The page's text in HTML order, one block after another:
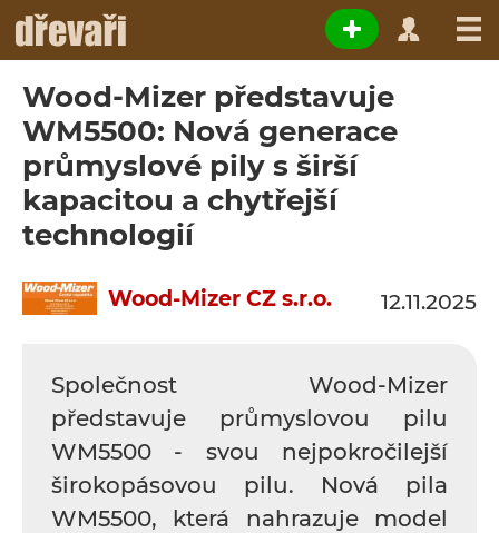
Wood-Mizer představuje
WM5500: Nová generace
průmyslové pily s širší
kapacitou a chytřejší
technologií
Wood-Mizer CZ s.r.o. 12.11.2025
Společnost Wood-Mizer
představuje průmyslovou pilu
WM5500 - svou nejpokročilejší
širokopásovou pilu. Nová pila
WM5500, která nahrazuje model